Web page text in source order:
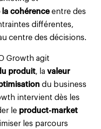
la cohérenceentre des
différentes,
centre des décisions.
Growth agit
produit, lavaleur
du business
intervient dès les
le product-market
les parcours